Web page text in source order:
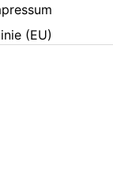
(EU)